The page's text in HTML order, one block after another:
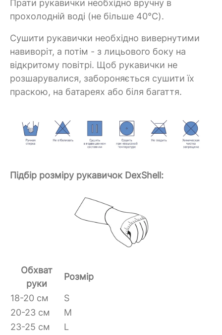
Прати рукавички необхідно вручну в
прохолодній воді (не більше 40°C).
Сушити рукавички необхідно вивернутими
навиворіт, а потім - з лицьового боку на
відкритому повітрі. Щоб рукавички не
розшарувалися, забороняється сушити їх
праскою, на батареях або біля багаття.
Підбір розміру рукавичок DexShell:
Обхват
руки
Розмір
18-20 см
S
20-23 см
M
23-25 см
L